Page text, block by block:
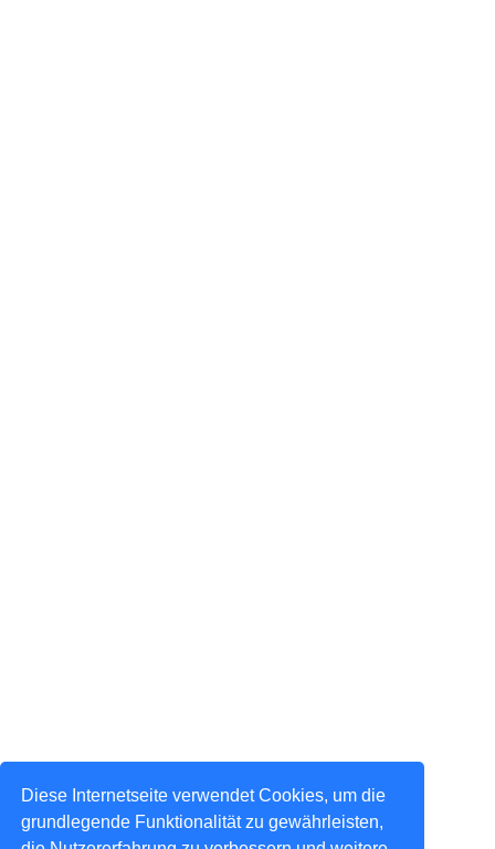
Diese Internetseite verwendet Cookies, um die
grundlegende Funktionalität zu gewährleisten,